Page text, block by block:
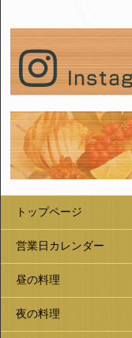
トップページ
営業日カレンダー
昼の料理
夜の料理